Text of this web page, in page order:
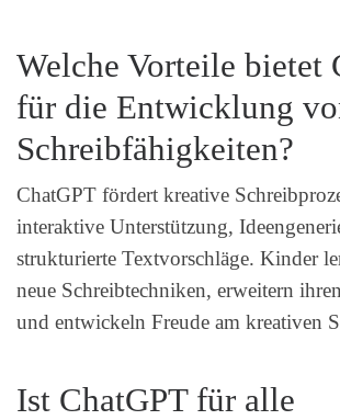
Welche Vorteile bietet
für die Entwicklung
Schreibfähigkeiten?
ChatGPT fördert kreative
interaktive Unterstützung,
strukturierte Textvorschläge. Kinder
neue Schreibtechniken, erweitern
und entwickeln Freude am kreativen
Ist ChatGPT für alle